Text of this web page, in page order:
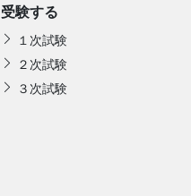
受験する
１次試験
２次試験
３次試験